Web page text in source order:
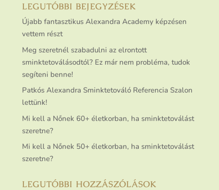
LEGUTÓBBI BEJEGYZÉSEK
Újabb fantasztikus Alexandra Academy képzésen
vettem részt
Meg szeretnél szabadulni az elrontott
sminktetoválásodtól? Ez már nem probléma, tudok
segíteni benne!
Patkós Alexandra Sminktetováló Referencia Szalon
lettünk!
Mi kell a Nőnek 60+ életkorban, ha sminktetoválást
szeretne?
Mi kell a Nőnek 50+ életkorban, ha sminktetoválást
szeretne?
LEGUTÓBBI HOZZÁSZÓLÁSOK